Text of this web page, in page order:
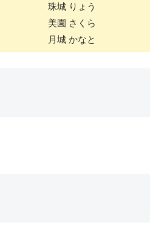
珠城 りょう
美園 さくら
月城 かなと